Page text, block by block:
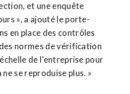
et une enquête
», a ajouté le porte-
en place des contrôles
normes de vérification
de l’entreprise ​pour
se reproduise plus. »